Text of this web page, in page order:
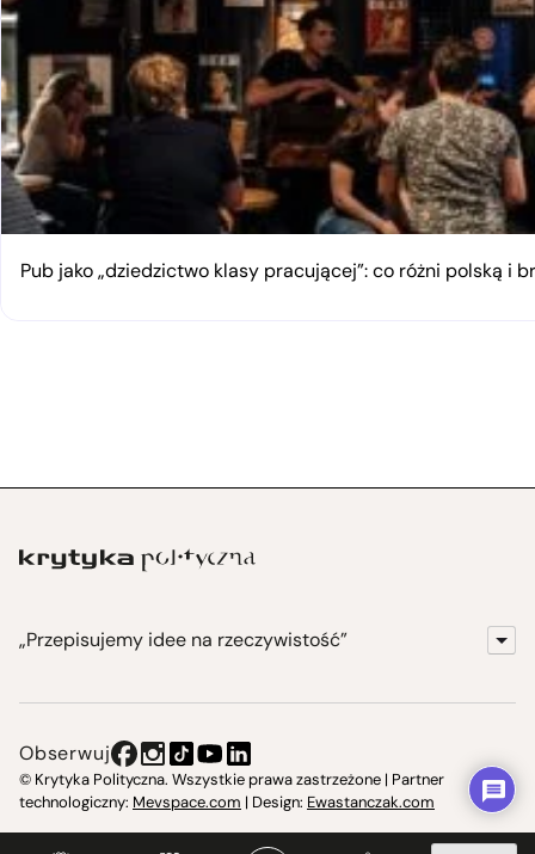
Pub jako „dziedzictwo klasy pracującej”: co różni polską i
„Przepisujemy idee na rzeczywistość”
Instytut Krytyki Politycznej
Obserwuj
© Krytyka Polityczna. Wszystkie prawa zastrzeżone | Partner
technologiczny: Mevspace.com | Design: Ewastanczak.com